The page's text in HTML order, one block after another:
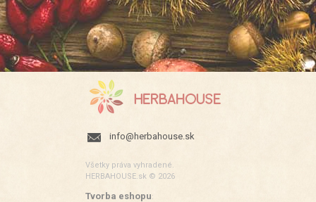
info@herbahouse.sk
Všetky práva vyhradené.
HERBAHOUSE.sk © 2026
Tvorba eshopu: